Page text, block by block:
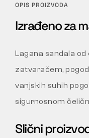
OPIS PROIZVODA
Izrađeno za
Lagana sandala
zatvaračem,
vanjskih suhih
sigurnosnom
Slični